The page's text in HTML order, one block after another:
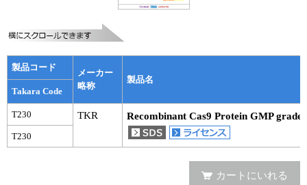
リアルタイムPCR実験ガイド
遺伝子検査ガイド（食品・水質・家畜他）
NGSポータルサイト
幹細胞・再生医療研究ガイド
クローニング実験ガイド
製品コード
メーカー
略称
製品名
Takara Code
T230 TKR Recombinant Cas9 Protein GMP grade
T230
カートにいれる